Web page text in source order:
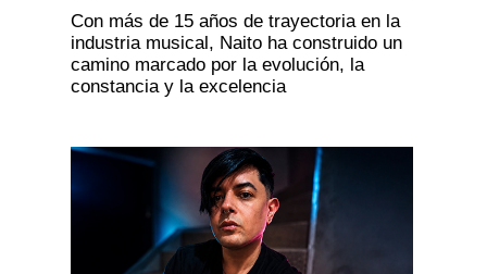
Con más de 15 años de trayectoria en la
industria musical, Naito ha construido un
camino marcado por la evolución, la
constancia y la excelencia